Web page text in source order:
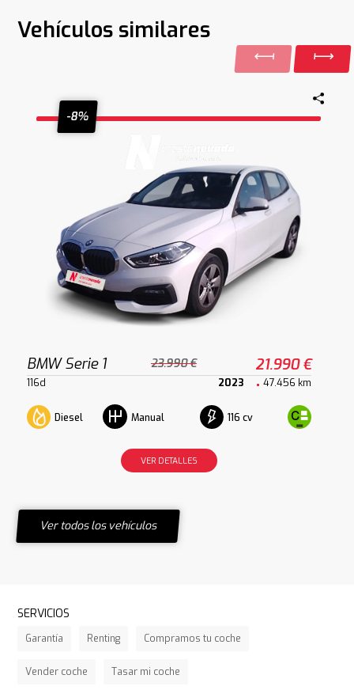
Vehículos similares
-8%
BMW Serie 1 23.990 € 21.990 €
116d 2023 47.456 km
Diesel Manual 116 cv
VER DETALLES
Ver todos los vehículos
SERVICIOS
Garantía Renting Compramos tu coche
Vender coche Tasar mi coche